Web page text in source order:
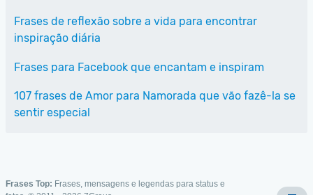
Frases de reflexão sobre a vida para encontrar
inspiração diária
Frases para Facebook que encantam e inspiram
107 frases de Amor para Namorada que vão fazê-la se
sentir especial
Frases Top: Frases, mensagens e legendas para status e